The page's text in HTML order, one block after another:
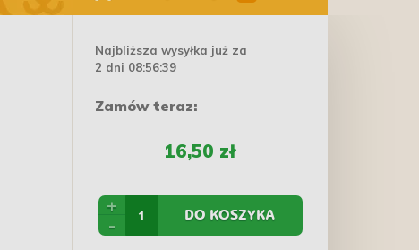
Najbliższa wysyłka już za
2 dni 08:56:38
Zamów teraz:
16,50 zł
+
-
DO KOSZYKA